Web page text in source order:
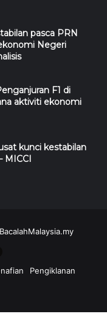
pasca PRN
Negeri
F1 di
aktiviti ekonomi
kunci kestabilan
MICCI
BacalahMalaysia.my
Pengiklanan